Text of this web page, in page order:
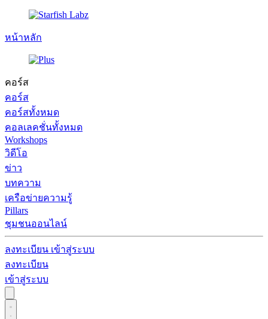
หน้าหลัก
คอร์ส
คอร์ส
คอร์สทั้งหมด
คอลเลคชั่นทั้งหมด
Workshops
วิดีโอ
ข่าว
บทความ
เครือข่ายความรู้
Pillars
ชุมชนออนไลน์
ลงทะเบียน เข้าสู่ระบบ
ลงทะเบียน
เข้าสู่ระบบ